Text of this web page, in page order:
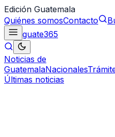
Edición Guatemala
Quiénes somosContacto
guate365
Noticias de
GuatemalaNacionales
Últimas noticias